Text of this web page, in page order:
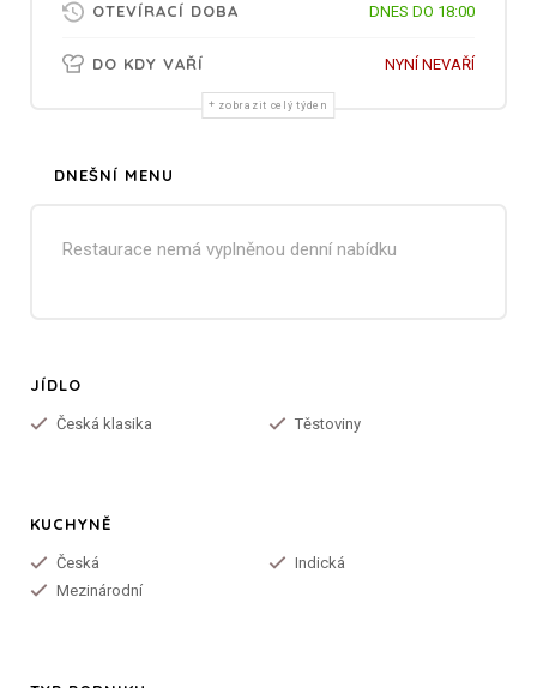
OTEVÍRACÍ DOBA DNES DO 18:00
DO KDY VAŘÍ NYNÍ NEVAŘÍ
zobrazit celý týden
DNEŠNÍ MENU
Restaurace nemá vyplněnou denní nabídku
JÍDLO
Česká klasika Těstoviny
KUCHYNĚ
Česká
Indická
Mezinárodní